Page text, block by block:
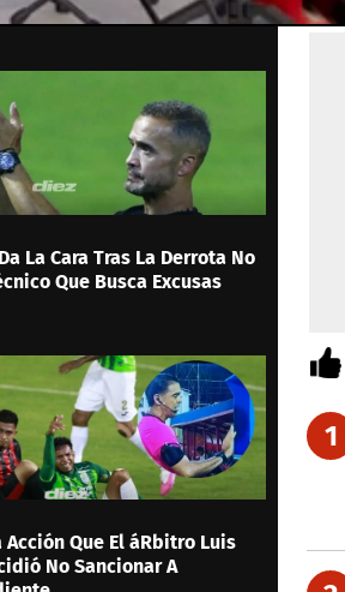
La Cara Tras La Derrota No
Que Busca Excusas
Acción Que El áRbitro Luis
No Sancionar A
1